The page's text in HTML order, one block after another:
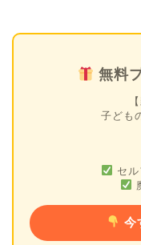
無料
子ども
セ
今